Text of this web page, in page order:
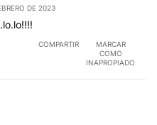
DE 2023
COMPARTIR
MARCAR
COMO
INAPROPIADO